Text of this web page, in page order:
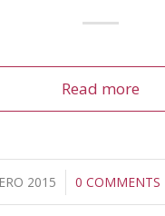
Read more
2015
/ 0 COMMENTS
/